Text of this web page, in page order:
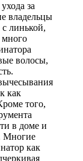
за
владельцы
линькой,
много
волосы,
как
того,
в доме и
Многие
как